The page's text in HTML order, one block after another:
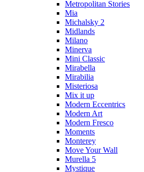
Metropolitan Stories
Mia
Michalsky 2
Midlands
Milano
Minerva
Mini Classic
Mirabella
Mirabilia
Misteriosa
Mix it up
Modern Eccentrics
Modern Art
Modern Fresco
Moments
Monterey
Move Your Wall
Murella 5
Mystique